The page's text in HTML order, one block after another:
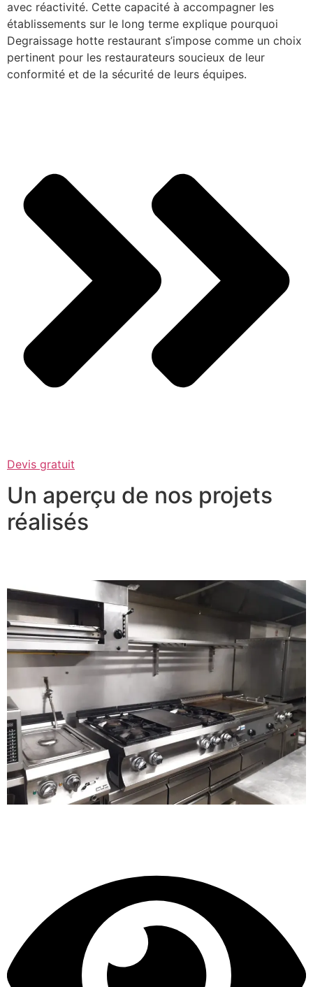
avec réactivité. Cette capacité à accompagner les
établissements sur le long terme explique pourquoi
Degraissage hotte restaurant s’impose comme un choix
pertinent pour les restaurateurs soucieux de leur
conformité et de la sécurité de leurs équipes.
Devis gratuit
Un aperçu de nos projets
réalisés